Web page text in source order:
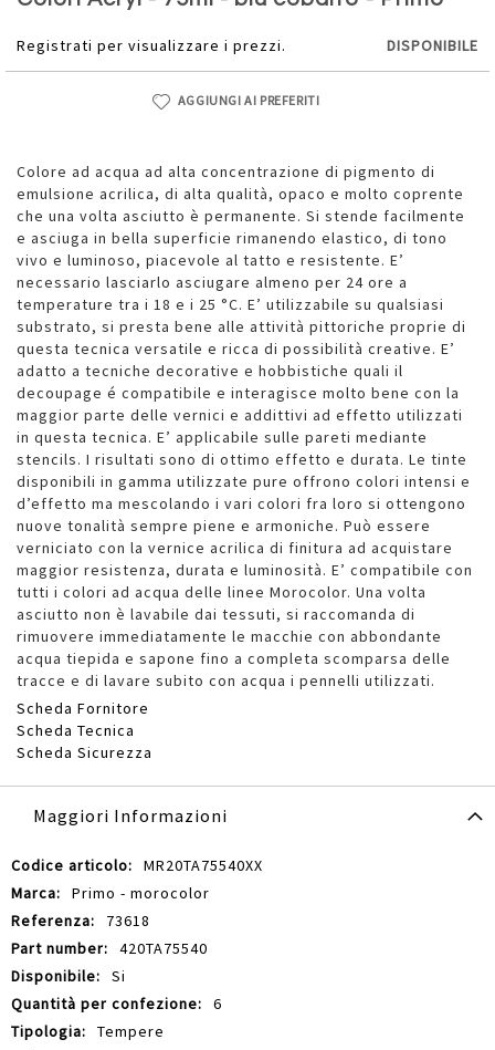
Registrati per visualizzare i prezzi. DISPONIBILE
AGGIUNGI AI PREFERITI
Colore ad acqua ad alta concentrazione di pigmento di
emulsione acrilica, di alta qualità, opaco e molto coprente
che una volta asciutto è permanente. Si stende facilmente
e asciuga in bella superficie rimanendo elastico, di tono
vivo e luminoso, piacevole al tatto e resistente. E’
necessario lasciarlo asciugare almeno per 24 ore a
temperature tra i 18 e i 25 °C. E’ utilizzabile su qualsiasi
substrato, si presta bene alle attività pittoriche proprie di
questa tecnica versatile e ricca di possibilità creative. E’
adatto a tecniche decorative e hobbistiche quali il
decoupage é compatibile e interagisce molto bene con la
maggior parte delle vernici e addittivi ad effetto utilizzati
in questa tecnica. E’ applicabile sulle pareti mediante
stencils. I risultati sono di ottimo effetto e durata. Le tinte
disponibili in gamma utilizzate pure offrono colori intensi e
d’effetto ma mescolando i vari colori fra loro si ottengono
nuove tonalità sempre piene e armoniche. Può essere
verniciato con la vernice acrilica di finitura ad acquistare
maggior resistenza, durata e luminosità. E’ compatibile con
tutti i colori ad acqua delle linee Morocolor. Una volta
asciutto non è lavabile dai tessuti, si raccomanda di
rimuovere immediatamente le macchie con abbondante
acqua tiepida e sapone fino a completa scomparsa delle
tracce e di lavare subito con acqua i pennelli utilizzati.
Scheda Fornitore
Scheda Tecnica
Scheda Sicurezza
galleria
Maggiori Informazioni
Maggiori
Informazioni
MR20TA75540XX
Primo - morocolor
73618
420TA75540
Si
6
Tempere